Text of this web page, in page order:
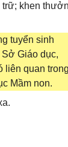
trữ; khen
tuyển sinh
Giáo dục,
liên quan trong
Mầm non.